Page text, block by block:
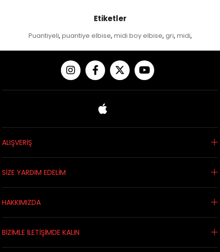
Etiketler
Puantiyeli, puantiye elbise, midi boy elbise, gri, midi,
ALIŞVERİŞ
SİZE YARDIM EDELİM
HAKKIMIZDA
BİZİMLE İLETİŞİMDE KALIN